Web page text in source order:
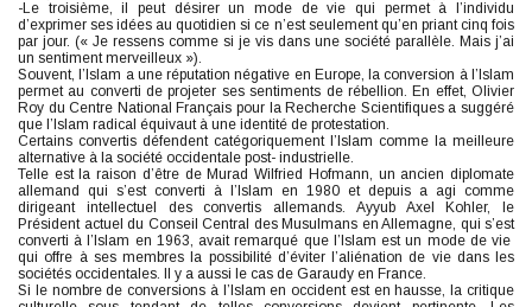
-Le troisième, il peut désirer un mode de vie qui permet à l’individu
d’exprimer ses idées au quotidien si ce n’est seulement qu’en priant cinq fois
par jour. (« Je ressens comme si je vis dans une société parallèle. Mais j’ai
un sentiment merveilleux »).
Souvent, l’Islam a une réputation négative en Europe, la conversion à l’Islam
permet au converti de projeter ses sentiments de rébellion. En effet, Olivier
Roy du Centre National Français pour la Recherche Scientifiques a suggéré
que l’Islam radical équivaut à une identité de protestation.
Certains convertis défendent catégoriquement l’Islam comme la meilleure
alternative à la société occidentale post- industrielle.
Telle est la raison d’être de Murad Wilfried Hofmann, un ancien diplomate
allemand qui s’est converti à l’Islam en 1980 et depuis a agi comme
dirigeant intellectuel des convertis allemands. Ayyub Axel Kohler, le
Président actuel du Conseil Central des Musulmans en Allemagne, qui s’est
converti à l’Islam en 1963, avait remarqué que l’Islam est un mode de vie
qui offre à ses membres la possibilité d’éviter l’aliénation de vie dans les
sociétés occidentales. Il y a aussi le cas de Garaudy en France.
Si le nombre de conversions à l’Islam en occident est en hausse, la critique